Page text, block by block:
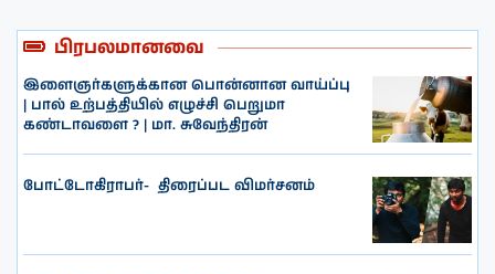
பிரபலமானவை
இளைஞர்களுக்கான பொன்னான வாய்ப்பு
| பால் உற்பத்தியில் எழுச்சி பெறுமா
கண்டாவளை ? | மா. சுவேந்திரன்
போட்டோகிராபர்- ‌ திரைப்பட விமர்சனம்